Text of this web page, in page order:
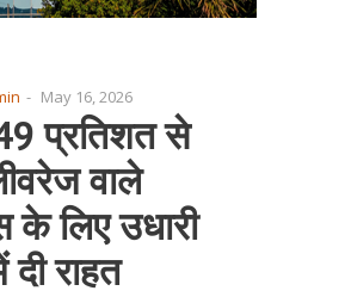
- May 16, 2026
प्रतिशत से
वाले
के लिए उधारी
दी राहत